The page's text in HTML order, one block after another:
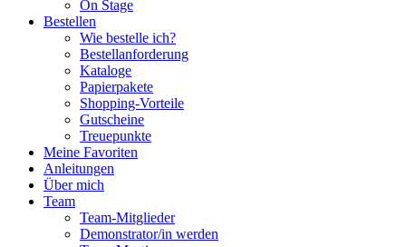
On Stage
Bestellen
Wie bestelle ich?
Bestellanforderung
Kataloge
Papierpakete
Shopping-Vorteile
Gutscheine
Treuepunkte
Meine Favoriten
Anleitungen
Über mich
Team
Team-Mitglieder
Demonstrator/in werden